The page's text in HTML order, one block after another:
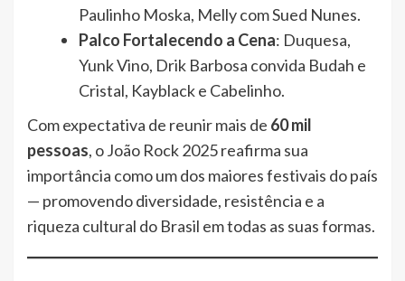
Paulinho Moska, Melly com Sued Nunes.
Palco Fortalecendo a Cena: Duquesa,
Yunk Vino, Drik Barbosa convida Budah e
Cristal, Kayblack e Cabelinho.
Com expectativa de reunir mais de 60 mil
pessoas, o João Rock 2025 reafirma sua
importância como um dos maiores festivais do país
— promovendo diversidade, resistência e a
riqueza cultural do Brasil em todas as suas formas.